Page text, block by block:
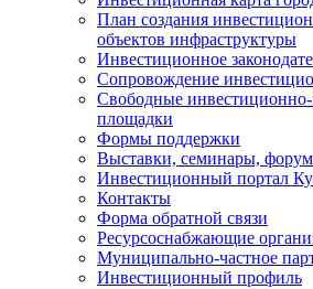
План создания
объектов инфраструктуры
Инвестиционное
Сопровождение
Свободные
площадки
Формы поддержки
Выставки, семинары,
Инвестиционный портал
Контакты
Форма обратной связи
Ресурсоснабжающие
Муниципально-частное
Инвестиционный профиль